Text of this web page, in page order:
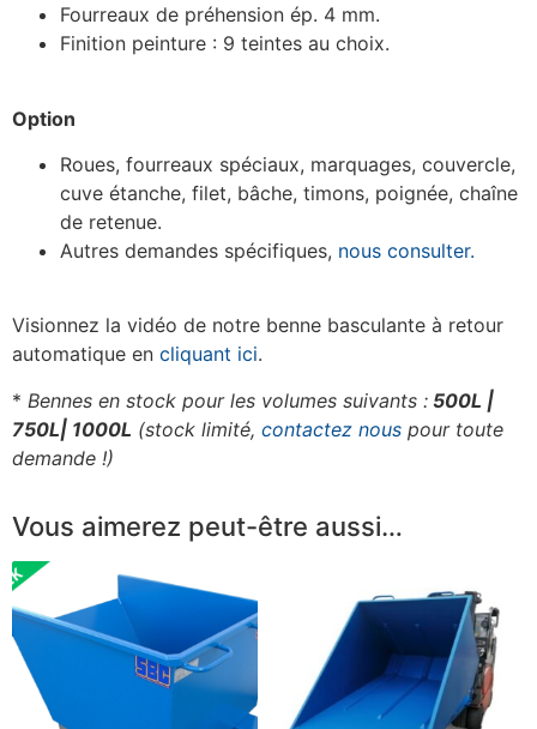
Fourreaux de préhension ép. 4 mm.
Finition peinture : 9 teintes au choix.
Option
Roues, fourreaux spéciaux, marquages, couvercle,
cuve étanche, filet, bâche, timons, poignée, chaîne
de retenue.
Autres demandes spécifiques, nous consulter.
Visionnez la vidéo de notre benne basculante à retour
automatique en cliquant ici.
* Bennes en stock pour les volumes suivants : 500L |
750L| 1000L (stock limité, contactez nous pour toute
demande !)
Vous aimerez peut-être aussi…